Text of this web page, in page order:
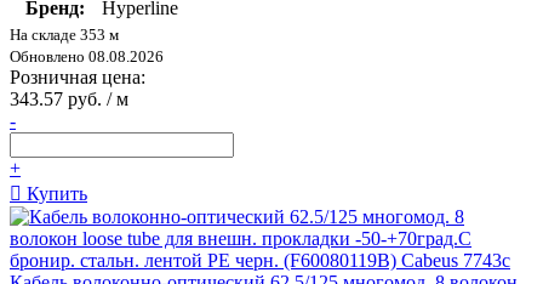
Бренд:
Hyperline
На складе 353 м
Обновлено 08.08.2026
Розничная цена:
343.57 руб. / м
-
+
Купить